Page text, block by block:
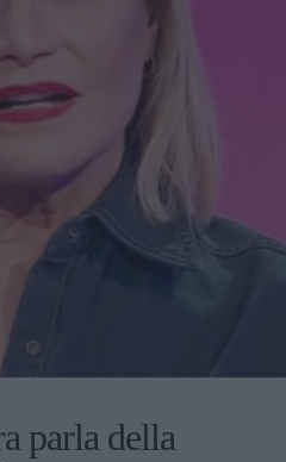
parla della